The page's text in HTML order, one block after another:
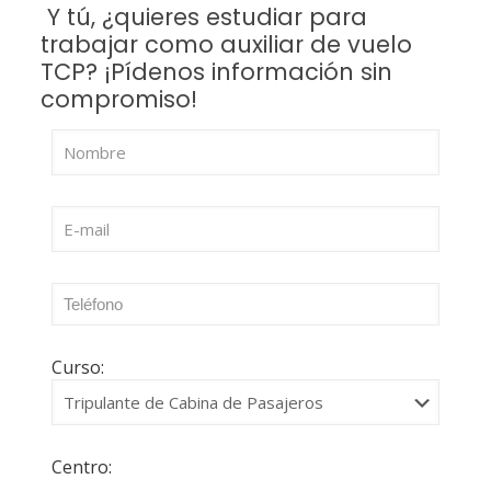
Y tú, ¿quieres estudiar para
trabajar como auxiliar de vuelo
TCP? ¡Pídenos información sin
compromiso!
Curso:
Centro: